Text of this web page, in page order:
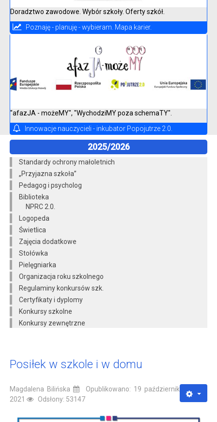
Doradztwo zawodowe. Wybór szkoły. Oferty szkół.
Poznaję - planuję - wybieram. Mapa karier.
"afazJA - możeMY", "WychodziMY poza schemaTY".
Innowacje nauczycieli - inkubator Popojutrze 2.0.
2025/2026
Standardy ochrony małoletnich
„Przyjazna szkoła”
Pedagog i psycholog
Biblioteka
NPRC 2.0.
Logopeda
Świetlica
Zajęcia dodatkowe
Stołówka
Pielęgniarka
Organizacja roku szkolnego
Regulaminy konkursów szk.
Certyfikaty i dyplomy
Konkursy szkolne
Konkursy zewnętrzne
Posiłek w szkole i w domu
Magdalena Bilińska
Opublikowano: 19 październik
2021
Odsłony: 53147